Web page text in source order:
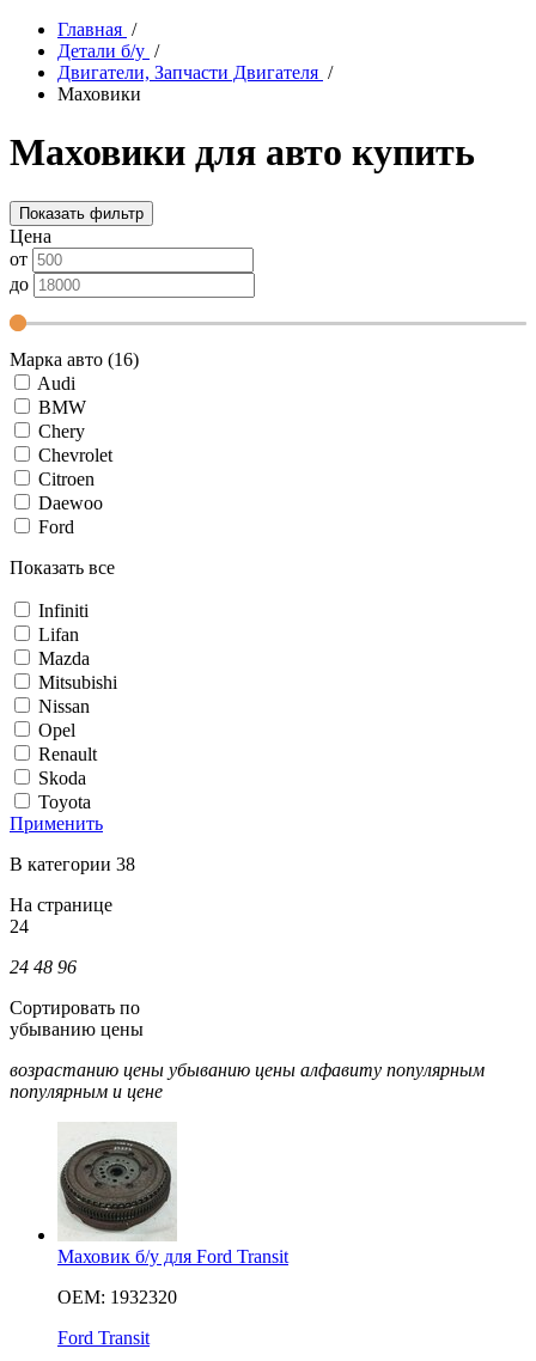
Главная /
Детали б/у /
Двигатели, Запчасти Двигателя /
Маховики
Маховики для авто купить
Показать фильтр
Цена
от
до
Марка авто (16)
Audi
BMW
Chery
Chevrolet
Citroen
Daewoo
Ford
Показать все
Infiniti
Lifan
Mazda
Mitsubishi
Nissan
Opel
Renault
Skoda
Toyota
Применить
В категории 38
На странице
24
24 48 96
Сортировать по
убыванию цены
возрастанию цены убыванию цены алфавиту популярным
популярным и цене
Маховик б/у для Ford Transit
OEM: 1932320
Ford Transit